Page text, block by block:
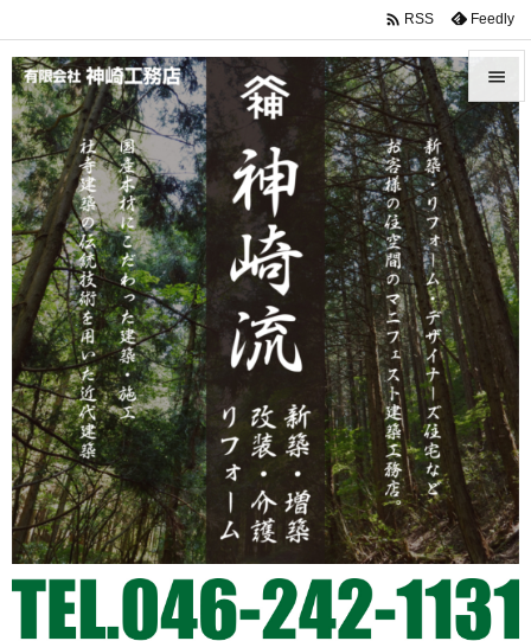


メニュ

サイド

前へ

次へ

検索
 RSS Feedly